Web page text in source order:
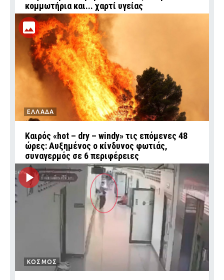
κομμωτήρια και... χαρτί υγείας
ΕΛΛΑΔΑ
Καιρός «hot – dry – windy» τις επόμενες 48
ώρες: Αυξημένος ο κίνδυνος φωτιάς,
συναγερμός σε 6 περιφέρειες
ΚΟΣΜΟΣ